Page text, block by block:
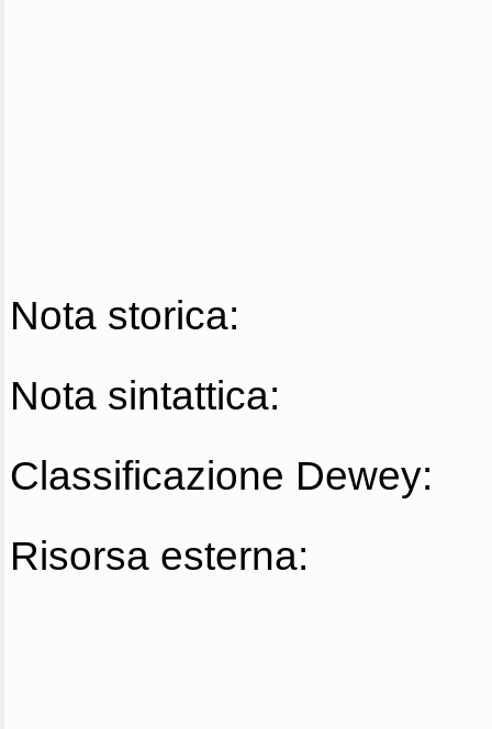
Nota storica:
Nota sintattica:
Classificazione Dewey:
Risorsa esterna: